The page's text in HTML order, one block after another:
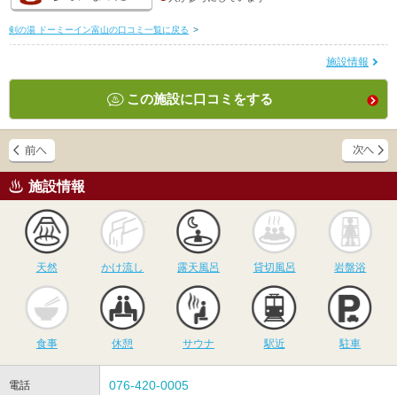
剣の湯 ドーミーイン富山の口コミ一覧に戻る >
施設情報
この施設に口コミをする
施設情報
天然
かけ流し
かけ流し
露天風呂
露天風呂
貸切風呂
貸切風呂 岩盤浴
食事 休憩
サウナ
サウナ 駅近 駐車
電話 076-420-0005